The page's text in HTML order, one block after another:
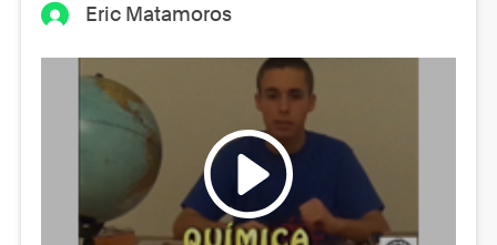
Eric Matamoros